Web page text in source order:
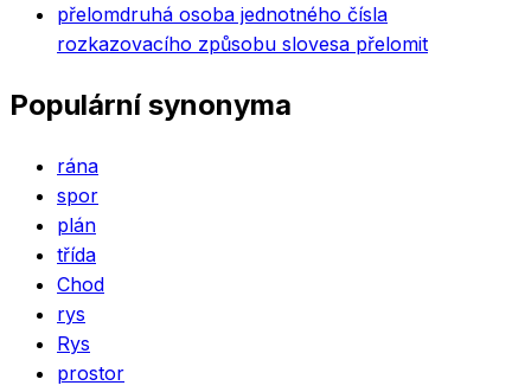
přelomdruhá osoba jednotného čísla
rozkazovacího způsobu slovesa přelomit
Populární synonyma
rána
spor
plán
třída
Chod
rys
Rys
prostor